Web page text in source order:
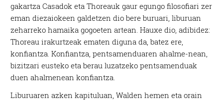
gakartza Casadok eta Thoreauk gaur egungo filosofiari zer
eman diezaiokeen galdetzen dio bere buruari, liburuan
zeharreko hamaika gogoeten artean. Hauxe dio, adibidez:
Thoreau irakurtzeak ematen diguna da, batez ere,
konfiantza. Konfiantza, pentsamenduaren ahalme-nean,
bizitzari eusteko eta berau luzatzeko pentsamenduak
duen ahalmenean konfiantza.
Liburuaren azken kapituluan, Walden hemen eta orain